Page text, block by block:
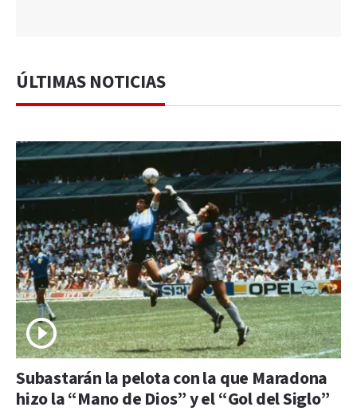
ÚLTIMAS NOTICIAS
Subastarán la pelota con la que Maradona
hizo la “Mano de Dios” y el “Gol del Siglo”